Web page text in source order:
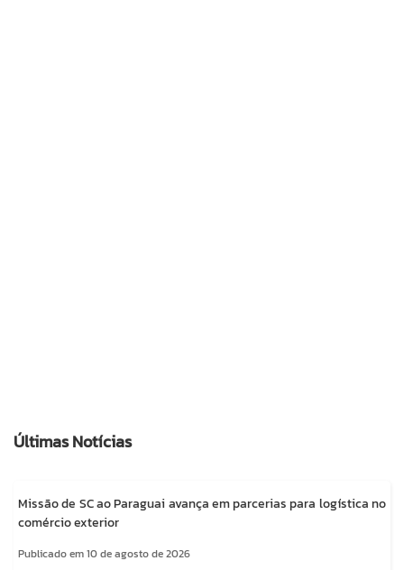
Últimas Notícias
Missão de SC ao Paraguai avança em parcerias para logística no
comércio exterior
Publicado em 10 de agosto de 2026